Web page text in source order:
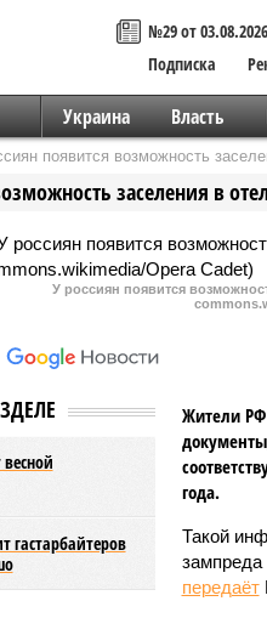
№29 от 03.08.2026
Подписка
Украина Власть
появится возможность
заселения в
У россиян появится
гастарбайтеров
Жители РФ
года.
Такой
зампреда
передаёт